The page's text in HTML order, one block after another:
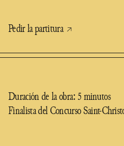
Pedir la partitura
Duración de la obra: 5 minutos
Finalista del Concurso Saint-